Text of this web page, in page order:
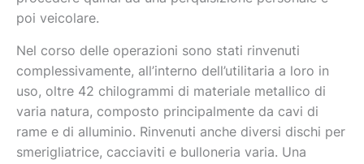
poi veicolare.
Nel corso delle operazioni sono stati rinvenuti
complessivamente, all’interno dell’utilitaria a loro in
uso, oltre 42 chilogrammi di materiale metallico di
varia natura, composto principalmente da cavi di
rame e di alluminio. Rinvenuti anche diversi dischi per
smerigliatrice, cacciaviti e bulloneria varia. Una